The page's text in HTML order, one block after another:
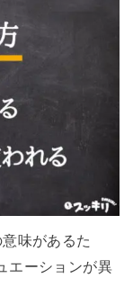
味があるた
エーションが異